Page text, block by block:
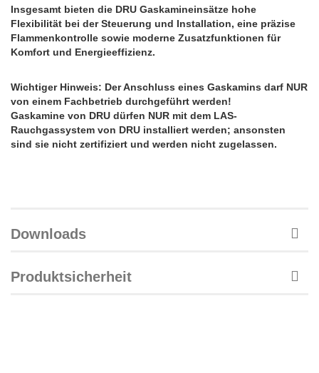
Insgesamt bieten die DRU Gaskamineinsätze hohe
Flexibilität bei der Steuerung und Installation, eine präzise
Flammenkontrolle sowie moderne Zusatzfunktionen für
Komfort und Energieeffizienz.
Wichtiger Hinweis: Der Anschluss eines Gaskamins darf NUR
von einem Fachbetrieb durchgeführt werden!
Gaskamine von DRU dürfen NUR mit dem LAS-
Rauchgassystem von DRU installiert werden; ansonsten
sind sie nicht zertifiziert und werden nicht zugelassen.
Downloads
Produktsicherheit